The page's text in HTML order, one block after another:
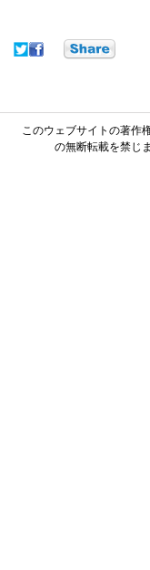
このウェブサイトの著作
の無断転載を禁じ